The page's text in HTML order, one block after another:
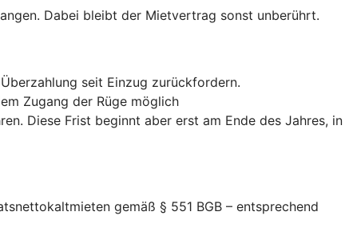
Dabei bleibt der Mietvertrag sonst unberührt.
seit Einzug zurückfordern.
Zugang der Rüge möglich
Diese Frist beginnt aber erst am Ende des Jahres, in
gemäß § 551 BGB – entsprechend